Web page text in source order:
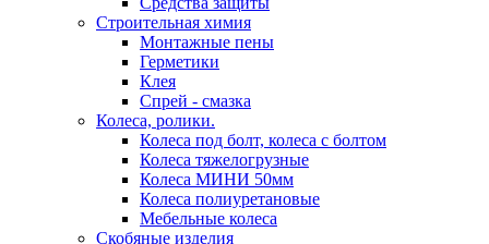
Строительная химия
Монтажные пены
Герметики
Клея
Спрей - смазка
Колеса, ролики.
Колеса под болт, колеса с болтом
Колеса тяжелогрузные
Колеса МИНИ 50мм
Колеса полиуретановые
Мебельные колеса
Скобяные изделия